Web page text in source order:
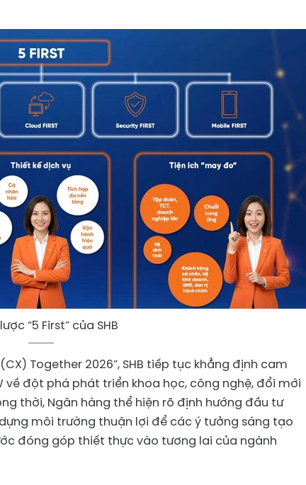
“5 First” của SHB
Together 2026”, SHB tiếp tục khẳng định cam
về đột phá phát triển khoa học, công nghệ, đổi mới
thời, Ngân hàng thể hiện rõ định hướng đầu tư
môi trường thuận lợi để các ý tưởng sáng tạo
đóng góp thiết thực vào tương lai của ngành